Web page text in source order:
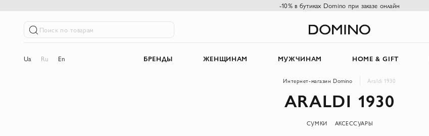
-10% в бутиках Domino при заказе онлайн
Поиск по товарам
Ua Ru En БРЕНДЫ ЖЕНЩИНАМ МУЖЧИНАМ HOME & GIFT
Интернет-магазин Domino Araldi 1930
ARALDI 1930
СУМКИ АКСЕССУАРЫ